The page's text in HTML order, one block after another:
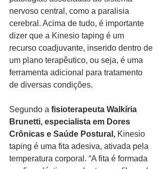
nervoso central, como a paralisia
cerebral. Acima de tudo, é importante
dizer que a Kinesio taping é um
recurso coadjuvante, inserido dentro de
um plano terapêutico, ou seja, é uma
ferramenta adicional para tratamento
de diversas condições.
Segundo a fisioterapeuta Walkíria
Brunetti, especialista em Dores
Crônicas e Saúde Postural, Kinesio
taping é uma fita adesiva, ativada pela
temperatura corporal. “A fita é formada